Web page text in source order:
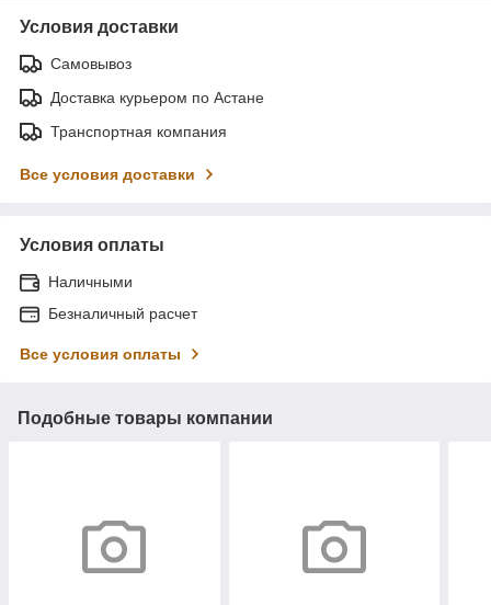
Условия доставки
Самовывоз
Доставка курьером по Астане
Транспортная компания
Все условия доставки
Условия оплаты
Наличными
Безналичный расчет
Все условия оплаты
Подобные товары компании